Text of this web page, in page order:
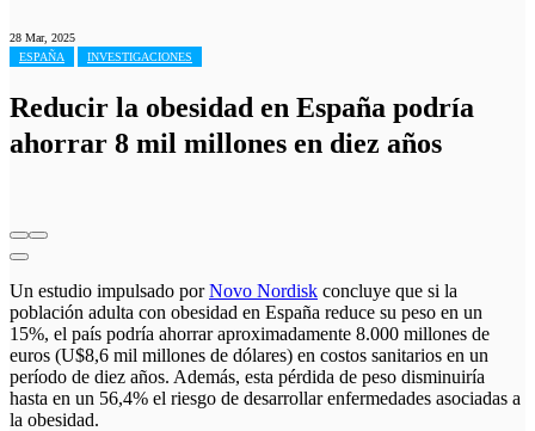
28 Mar, 2025
ESPAÑA
INVESTIGACIONES
Reducir la obesidad en España podría
ahorrar 8 mil millones en diez años
Un estudio impulsado porNovo Nordisk concluye que si la
población adulta con obesidad en España reduce su peso en un
15%, el país podría ahorrar aproximadamente 8.000 millones de
euros (U$8,6 mil millones de dólares) en costos sanitarios en un
período de diez años. Además, esta pérdida de peso disminuiría
hasta en un 56,4% el riesgo de desarrollar enfermedades asociadas a
la obesidad.